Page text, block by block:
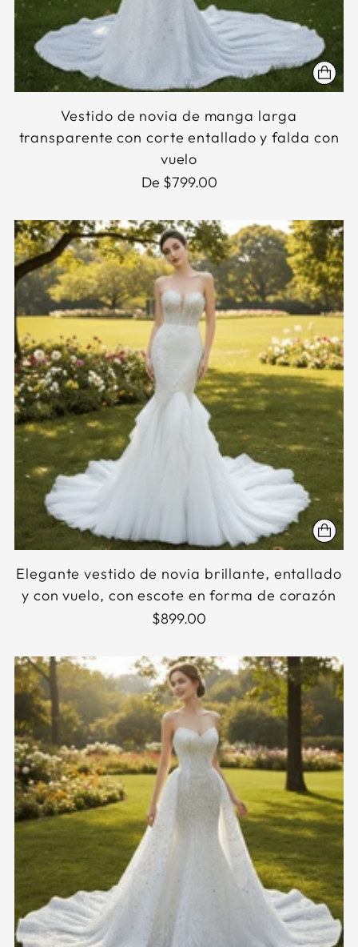
Vestido de novia de manga larga
transparente con corte entallado y falda con
vuelo
De $799.00
Elegante vestido de novia brillante, entallado
y con vuelo, con escote en forma de corazón
$899.00